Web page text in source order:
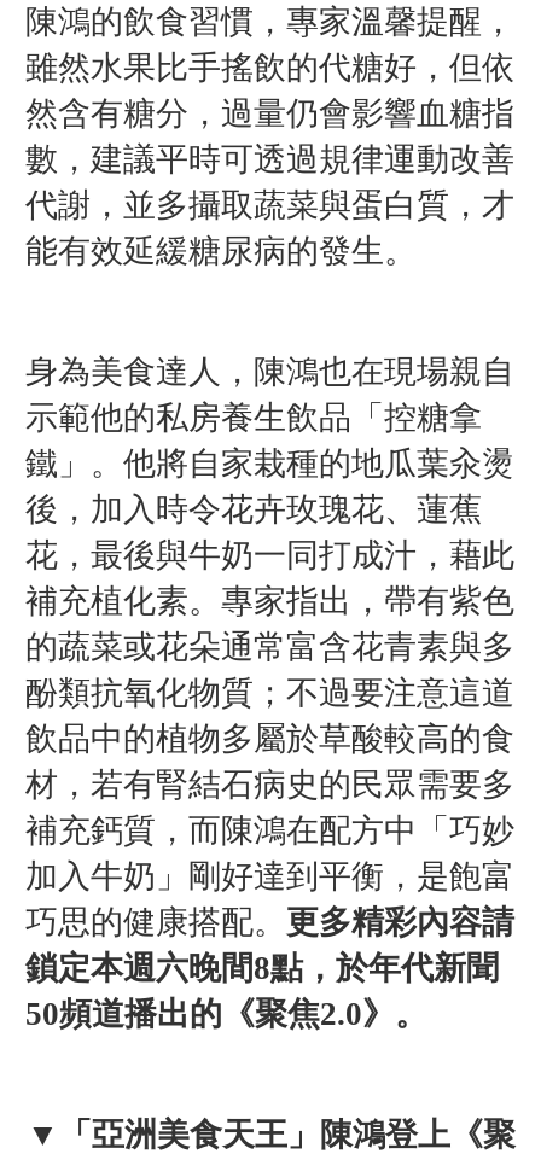
陳鴻的飲食習慣，專家溫馨提醒，
雖然水果比手搖飲的代糖好，但依
然含有糖分，過量仍會影響血糖指
數，建議平時可透過規律運動改善
代謝，並多攝取蔬菜與蛋白質，才
能有效延緩糖尿病的發生。
身為美食達人，陳鴻也在現場親自
示範他的私房養生飲品「控糖拿
鐵」。他將自家栽種的地瓜葉汆燙
後，加入時令花卉玫瑰花、蓮蕉
花，最後與牛奶一同打成汁，藉此
補充植化素。專家指出，帶有紫色
的蔬菜或花朵通常富含花青素與多
酚類抗氧化物質；不過要注意這道
飲品中的植物多屬於草酸較高的食
材，若有腎結石病史的民眾需要多
補充鈣質，而陳鴻在配方中「巧妙
加入牛奶」剛好達到平衡，是飽富
巧思的健康搭配。 更多精彩內容請
鎖定本週六晚間8點，於年代新聞
50頻道播出的《聚焦2.0》。
▼「亞洲美食天王」陳鴻登上《聚